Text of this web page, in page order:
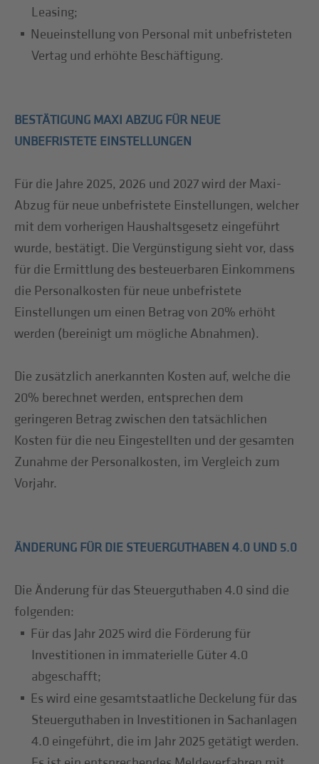
Leasing;
Neueinstellung von Personal mit unbefristeten
Vertag und erhöhte Beschäftigung.
BESTÄTIGUNG MAXI ABZUG FÜR NEUE
UNBEFRISTETE EINSTELLUNGEN
Für die Jahre 2025, 2026 und 2027 wird der Maxi-
Abzug für neue unbefristete Einstellungen, welcher
mit dem vorherigen Haushaltsgesetz eingeführt
wurde, bestätigt. Die Vergünstigung sieht vor, dass
für die Ermittlung des besteuerbaren Einkommens
die Personalkosten für neue unbefristete
Einstellungen um einen Betrag von 20% erhöht
werden (bereinigt um mögliche Abnahmen).
Die zusätzlich anerkannten Kosten auf, welche die
20% berechnet werden, entsprechen dem
geringeren Betrag zwischen den tatsächlichen
Kosten für die neu Eingestellten und der gesamten
Zunahme der Personalkosten, im Vergleich zum
Vorjahr.
ÄNDERUNG FÜR DIE STEUERGUTHABEN 4.0 UND 5.0
Die Änderung für das Steuerguthaben 4.0 sind die
folgenden:
Für das Jahr 2025 wird die Förderung für
Investitionen in immaterielle Güter 4.0
abgeschafft;
Es wird eine gesamtstaatliche Deckelung für das
Steuerguthaben in Investitionen in Sachanlagen
4.0 eingeführt, die im Jahr 2025 getätigt werden.